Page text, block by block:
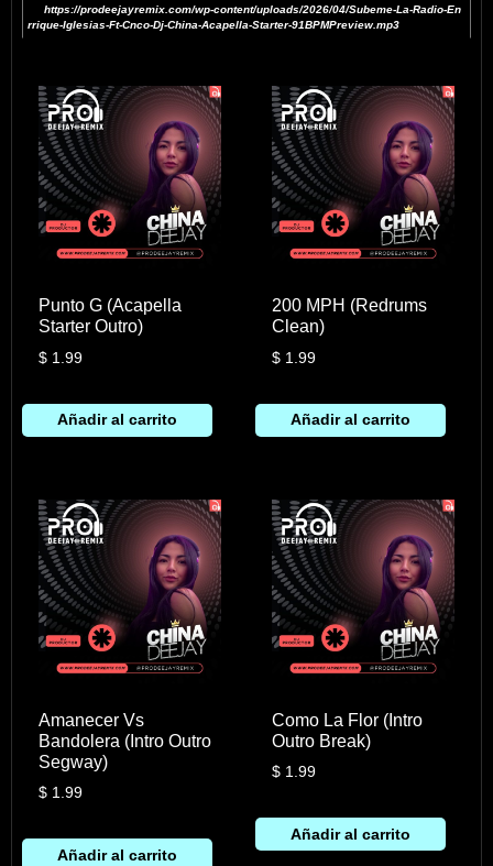
https://prodeejayremix.com/wp-content/uploads/2026/04/Subeme-La-Radio-En
rrique-Iglesias-Ft-Cnco-Dj-China-Acapella-Starter-91BPMPreview.mp3
Punto G (Acapella
Starter Outro)
$1.99
Añadir al carrito
200 MPH (Redrums
Clean)
$ 1.99
Añadir al carrito
Amanecer Vs
Bandolera (Intro Outro
Segway)
$1.99
Añadir al carrito
Como La Flor (Intro
Outro Break)
$ 1.99
Añadir al carrito